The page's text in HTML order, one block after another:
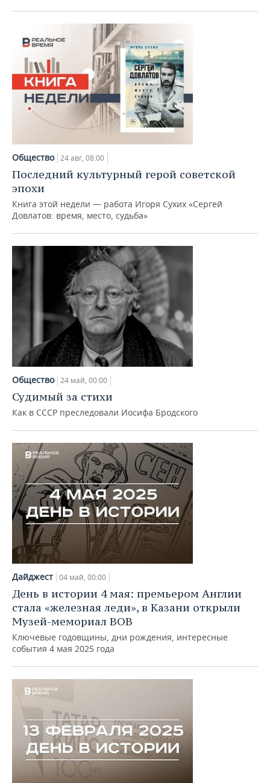
Общество 24 авг, 08:00
Последний культурный герой советской
эпохи
Книга этой недели — работа Игоря Сухих «Сергей
Довлатов: время, место, судьба»
Общество 24 май, 00:00
Судимый за стихи
Как в СССР преследовали Иосифа Бродского
Дайджест 04 май, 00:00
День в истории 4 мая: премьером Англии
стала «железная леди», в Казани открыли
Музей-мемориал ВОВ
Ключевые годовщины, дни рождения, интересные
события 4 мая 2025 года